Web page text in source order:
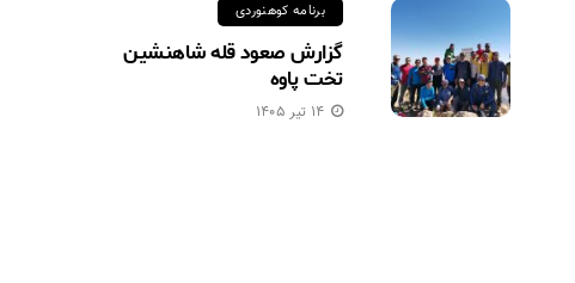
برنامه کوهنوردی
گزارش صعود قله شاهنشین
تخت پاوه
۱۴ تیر ۱۴۰۵